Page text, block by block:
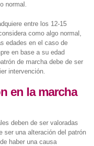
normal.
entre los 12-15
como algo normal,
edades en el caso de
en base a su edad
de marcha debe de ser
intervención.
en la marcha
deben de ser valoradas
ser una alteración del patrón
haber una causa